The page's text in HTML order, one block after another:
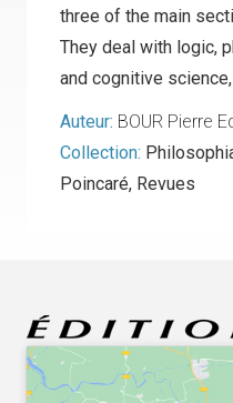
three of the main
They deal with logic,
and cognitive
Auteur: BOUR Pierre
Collection:
Poincaré, Revues